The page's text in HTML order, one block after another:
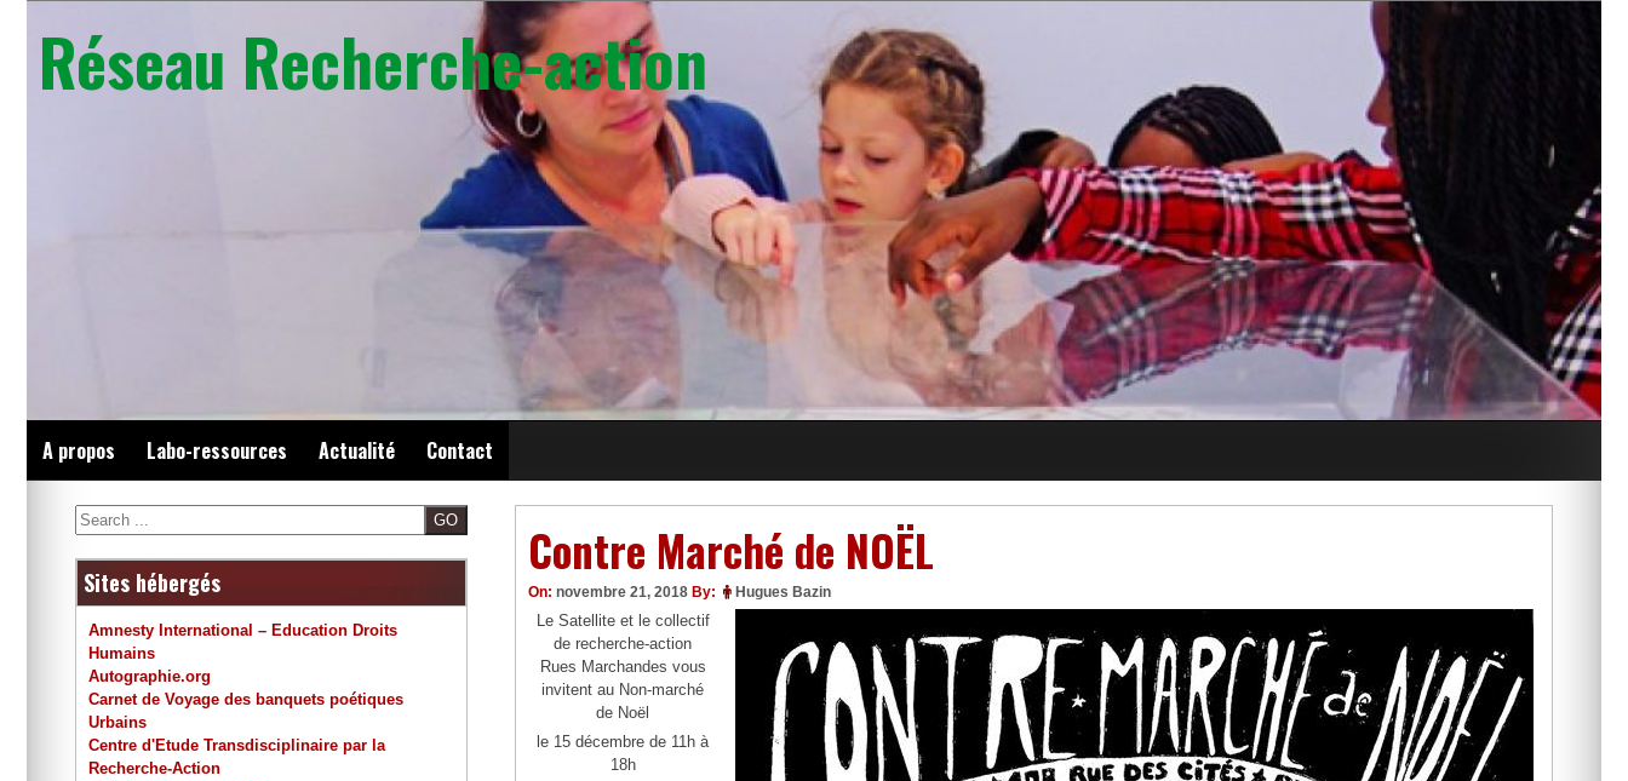
content
Réseau Recherche-action
A propos Labo-ressources Actualité Contact
Contre Marché de NOËL
On: novembre 21, 2018 By: Hugues Bazin
Le Satellite et le collectif
de recherche-action
Rues Marchandes vous
invitent au Non-marché
de Noël
le 15 décembre de 11h à
18h
Search
Sites hébergés
Amnesty International – Education Droits
Humains
Autographie.org
Carnet de Voyage des banquets poétiques
Urbains
Centre d'Etude Transdisciplinaire par la
Recherche-Action